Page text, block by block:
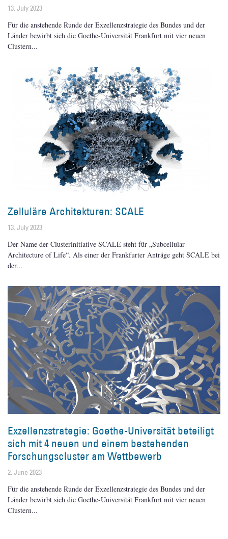
13. July 2023
Für die anstehende Runde der Exzellenzstrategie des Bundes und der
Länder bewirbt sich die Goethe-Universität Frankfurt mit vier neuen
Clustern
Zelluläre Architekturen: SCALE
13. July 2023
Der Name der Clusterinitiative SCALE steht für „Subcellular
Architecture of Life“. Als einer der Frankfurter Anträge geht SCALE bei
der
Exzellenzstrategie: Goethe-Universität beteiligt
sich mit 4 neuen und einem bestehenden
Forschungscluster am Wettbewerb
2. June 2023
Für die anstehende Runde der Exzellenzstrategie des Bundes und der
Länder bewirbt sich die Goethe-Universität Frankfurt mit vier neuen
Clustern